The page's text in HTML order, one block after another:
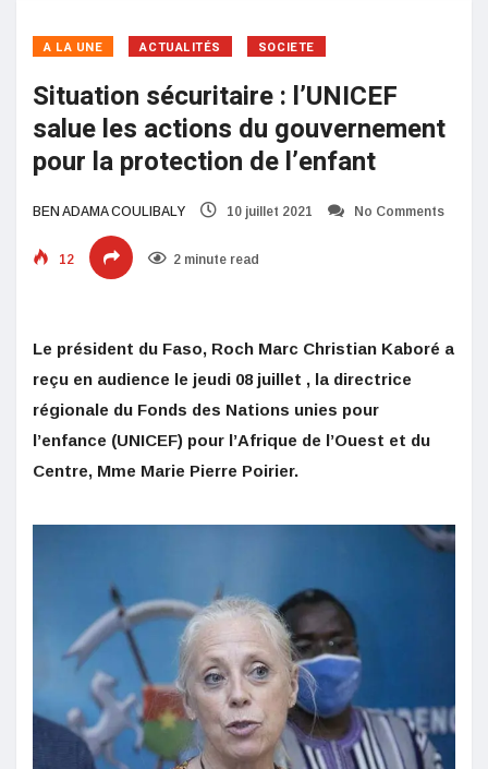
A LA UNE ACTUALITÉS SOCIETE
Situation sécuritaire : l’UNICEF
salue les actions du gouvernement
pour la protection de l’enfant
BEN ADAMA COULIBALY 10 juillet 2021 No Comments
12 2 minute read
Le président du Faso, Roch Marc Christian Kaboré a
reçu en audience le jeudi 08 juillet , la directrice
régionale du Fonds des Nations unies pour
l’enfance (UNICEF) pour l’Afrique de l’Ouest et du
Centre, Mme Marie Pierre Poirier.